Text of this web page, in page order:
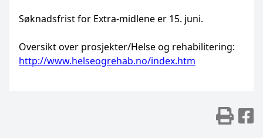
Søknadsfrist for Extra-midlene er 15. juni.
Oversikt over prosjekter/Helse og rehabilitering:
http://www.helseogrehab.no/index.htm